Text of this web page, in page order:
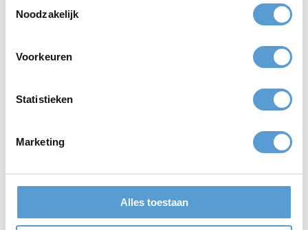
Noodzakelijk
Voorkeuren
Statistieken
Marketing
Alles toestaan
Spice Beach Club Scheveningen
Spice Beach Club Scheveningen, Strand noord 6, 2586 ZZ